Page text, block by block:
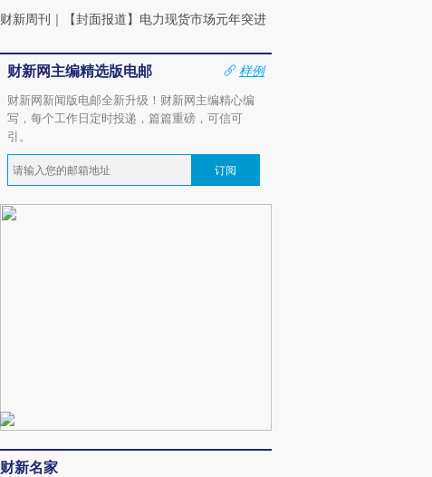
财新周刊 ｜ 【封面报道】电力现货市场元年突进
财新网主编精选版电邮
样例
财新网新闻版电邮全新升级！财新网主编精心编
写，每个工作日定时投递，篇篇重磅，可信可
引。
订阅
财新名家